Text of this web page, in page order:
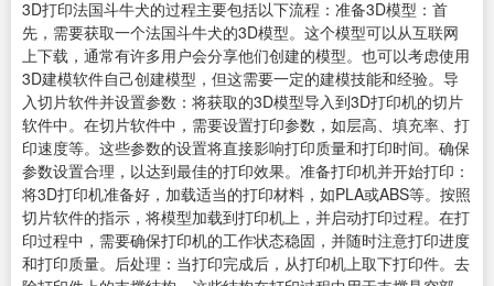
3D打印法国斗牛犬的过程主要包括以下流程：准备3D模型：首
先，需要获取一个法国斗牛犬的3D模型。这个模型可以从互联网
上下载，通常有许多用户会分享他们创建的模型。也可以考虑使用
3D建模软件自己创建模型，但这需要一定的建模技能和经验。导
入切片软件并设置参数：将获取的3D模型导入到3D打印机的切片
软件中。在切片软件中，需要设置打印参数，如层高、填充率、打
印速度等。这些参数的设置将直接影响打印质量和打印时间。确保
参数设置合理，以达到最佳的打印效果。准备打印机并开始打印：
将3D打印机准备好，加载适当的打印材料，如PLA或ABS等。按照
切片软件的指示，将模型加载到打印机上，并启动打印过程。在打
印过程中，需要确保打印机的工作状态稳固，并随时注意打印进度
和打印质量。后处理：当打印完成后，从打印机上取下打印件。去